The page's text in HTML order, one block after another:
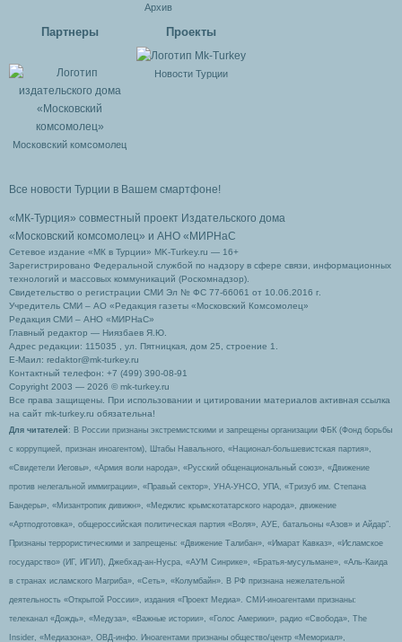
Архив
Партнеры
Московский комсомолец
Проекты
Новости Турции
Все новости Турции в Вашем смартфоне!
«МК-Турция» совместный проект Издательского дома
«Московский комсомолец» и АНО «МИРНаС
Сетевое издание «МК в Турции» MK-Turkey.ru — 16+
Зарегистрировано Федеральной службой по надзору в сфере связи, информационных
технологий и массовых коммуникаций (Роскомнадзор).
Свидетельство о регистрации СМИ Эл № ФС 77-66061 от 10.06.2016 г.
Учредитель СМИ – АО «Редакция газеты «Московский Комсомолец»
Редакция СМИ – АНО «МИРНаС»
Главный редактор — Ниязбаев Я.Ю.
Адрес редакции: 115035 , ул. Пятницкая, дом 25, строение 1.
Е-Маил: redaktor@mk-turkey.ru
Контактный телефон: +7 (499) 390-08-91
Copyright 2003 — 2026 © mk-turkey.ru
Все права защищены. При использовании и цитировании материалов активная ссылка
на сайт mk-turkey.ru обязательна!
Для читателей : В России признаны экстремистскими и запрещены организации ФБК (Фонд борьбы
с коррупцией, признан иноагентом), Штабы Навального, «Национал-большевистская партия»,
«Свидетели Иеговы», «Армия воли народа», «Русский общенациональный союз», «Движение
против нелегальной иммиграции», «Правый сектор», УНА-УНСО, УПА, «Тризуб им. Степана
Бандеры», «Мизантропик дивижн», «Меджлис крымскотатарского народа», движение
«Артподготовка», общероссийская политическая партия «Воля», АУЕ, батальоны «Азов» и Айдар″.
Признаны террористическими и запрещены: «Движение Талибан», «Имарат Кавказ», «Исламское
государство» (ИГ, ИГИЛ), Джебхад-ан-Нусра, «АУМ Синрике», «Братья-мусульмане», «Аль-Каида
в странах исламского Магриба», «Сеть», «Колумбайн». В РФ признана нежелательной
деятельность «Открытой России», издания «Проект Медиа». СМИ-иноагентами признаны:
телеканал «Дождь», «Медуза», «Важные истории», «Голос Америки», радио «Свобода», The
Insider, «Медиазона», ОВД-инфо. Иноагентами признаны общество/центр «Мемориал»,